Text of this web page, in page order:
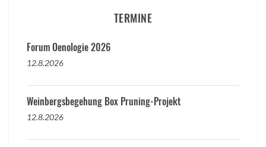
TERMINE
Forum Oenologie 2026
12.8.2026
Weinbergsbegehung Box Pruning-Projekt
12.8.2026